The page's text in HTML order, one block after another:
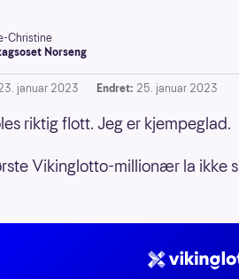
Christine
Norseng
januar 2023 Endret: 25. januar 2023
riktig flott. Jeg er kjempeglad.
Vikinglotto-millionær la ikke